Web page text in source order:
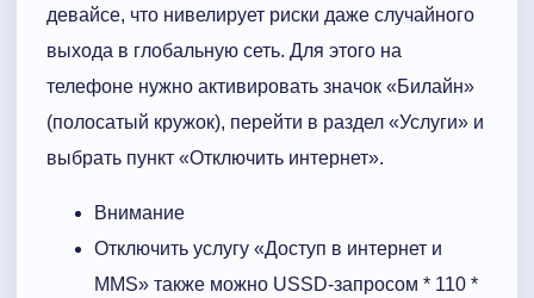
девайсе, что нивелирует риски даже случайного
выхода в глобальную сеть. Для этого на
телефоне нужно активировать значок «Билайн»
(полосатый кружок), перейти в раздел «Услуги» и
выбрать пункт «Отключить интернет».
Внимание
Отключить услугу «Доступ в интернет и
MMS» также можно USSD-запросом * 110 *